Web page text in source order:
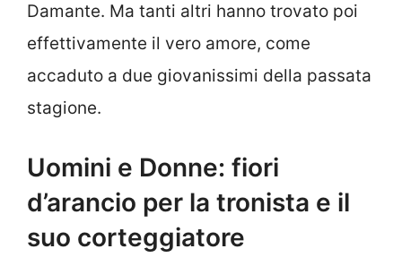
Damante. Ma tanti altri hanno trovato poi
effettivamente il vero amore, come
accaduto a due giovanissimi della passata
stagione.
Uomini e Donne: fiori
d’arancio per la tronista e il
suo corteggiatore